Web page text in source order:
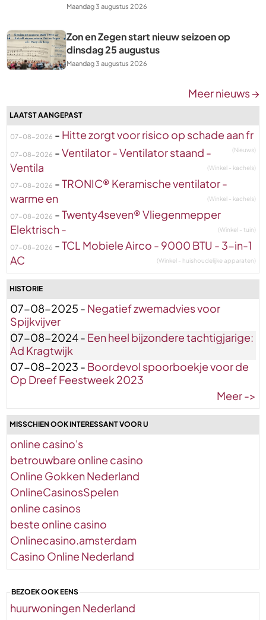
Maandag 3 augustus 2026
Zon en Zegen start nieuw seizoen op
dinsdag 25 augustus
Maandag 3 augustus 2026
Meer nieuws →
LAATST AANGEPAST
07-08-2026 - Hitte zorgt voor risico op schade aan fr
(Nieuws)
07-08-2026 -Ventilator - Ventilator staand -
Ventila
(Winkel - kachels)
07-08-2026 -TRONIC® Keramische ventilator -
warme en
(Winkel - kachels)
07-08-2026 -Twenty4seven® Vliegenmepper
Elektrisch -
(Winkel - tuin)
07-08-2026 -TCL Mobiele Airco - 9000 BTU - 3-in-1
AC
(Winkel - huishoudelijke apparaten)
HISTORIE
07-08-2025 - Negatief zwemadvies voor
Spijkvijver
07-08-2024 - Een heel bijzondere tachtigjarige:
Ad Kragtwijk
07-08-2023 - Boordevol spoorboekje voor de
Op Dreef Feestweek 2023
Meer ->
MISSCHIEN OOK INTERESSANT VOOR U
online casino's
betrouwbare online casino
Online Gokken Nederland
OnlineCasinosSpelen
online casinos
beste online casino
Onlinecasino.amsterdam
Casino Online Nederland
BEZOEK OOK EENS
huurwoningen Nederland